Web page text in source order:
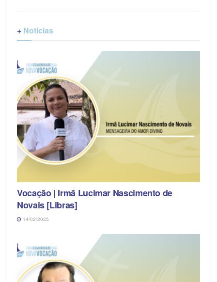
+ Notícias
Vocação | Irmã Lucimar Nascimento de
Novais [Libras]
14/02/2025